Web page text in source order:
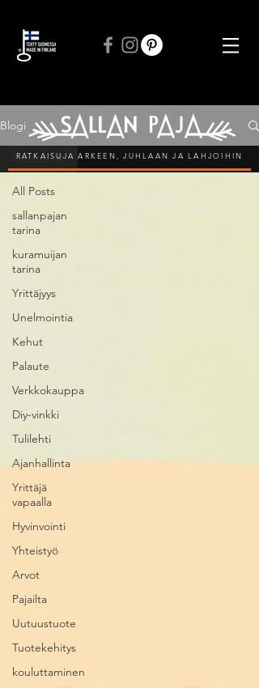
RATKAISUJA ARKEEN, JUHLAAN JA LAHJOIHIN
Blogi
All Posts
sallanpajan
tarina
kuramuijan
tarina
Yrittäjyys
Unelmointia
Kehut
Palaute
Verkkokauppa
Diy-vinkki
Tulilehti
Ajanhallinta
Yrittäjä
vapaalla
Hyvinvointi
Yhteistyö
Arvot
Pajailta
Uutuustuote
Tuotekehitys
kouluttaminen
Palaute